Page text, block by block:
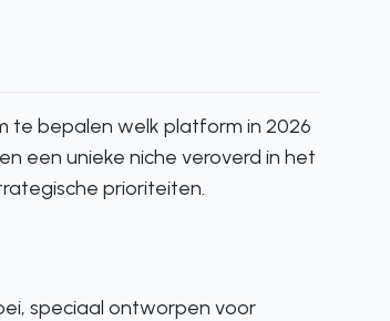
te bepalen welk platform in 2026
een unieke niche veroverd in het
prioriteiten.
speciaal ontworpen voor